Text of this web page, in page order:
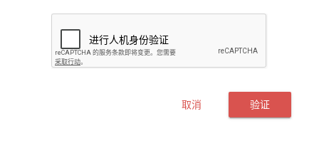
的捐赠者
Nearby Blood Donation
Events
这是一个社区援助网络。请查看您附近的
取消 验证